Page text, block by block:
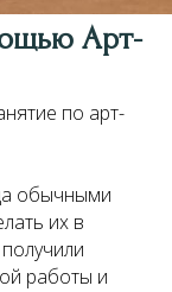
Арт-
по арт-
обычными
их в
работы и